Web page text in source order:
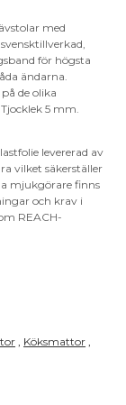
med
för högsta
ändarna.
de olika
5 mm.
levererad av
vilket säkerställer
mjukgörare finns
och krav i
REACH-
Köksmattor